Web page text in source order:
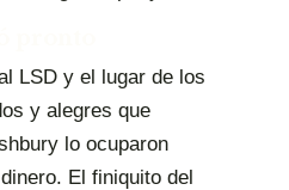
LSD y el lugar de los
y alegres que
lo ocuparon
El finiquito del